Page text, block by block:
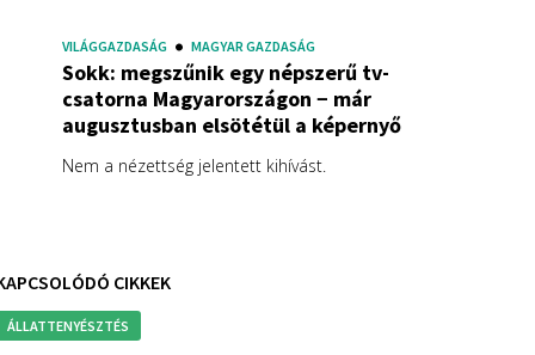
VILÁGGAZDASÁG MAGYAR GAZDASÁG
Sokk: megszűnik egy népszerű tv-
csatorna Magyarországon − már
augusztusban elsötétül a képernyő
Nem a nézettség jelentett kihívást.
CIKKEK
ÁLLATTENYÉSZTÉS